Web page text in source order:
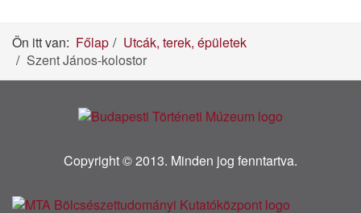
Ön itt van: Főlap
Utcák, terek, épületek
Szent János-kolostor
Copyright © 2013. Minden jog fenntartva.